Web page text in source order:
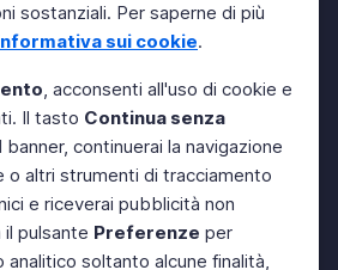
sostanziali. Per saperne di più
sui cookie.
, acconsenti all'uso di cookie e
Il tasto Continua senza
banner, continuerai la navigazione
o altri strumenti di tracciamento
e riceverai pubblicità non
pulsante Preferenze per
analitico soltanto alcune finalità,